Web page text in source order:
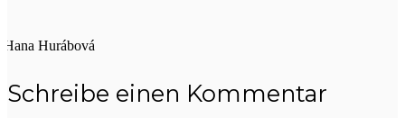
Hana Hurábová
Schreibe einen Kommentar